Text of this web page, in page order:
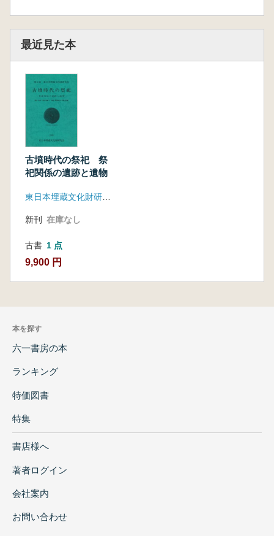
最近見た本
古墳時代の祭祀 祭
祀関係の遺跡と遺物
新刊 在庫なし
古書 1 点
9,900 円
本を探す
六一書房の本
ランキング
特価図書
特集
書店様へ
著者ログイン
会社案内
お問い合わせ